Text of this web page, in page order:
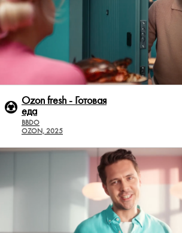
Ozon fresh - Готовая
еда
BBDO
OZON, 2025